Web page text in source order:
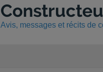
Avis, messages et récits de